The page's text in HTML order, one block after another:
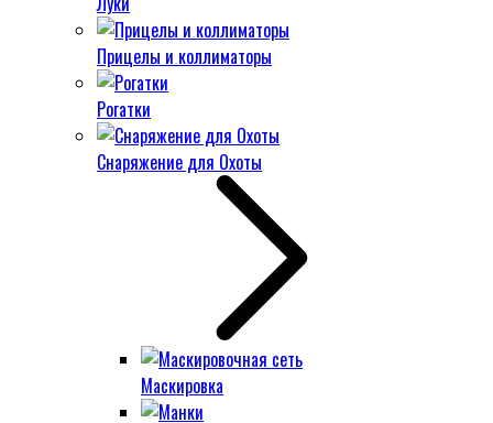
Прицелы и коллиматоры
Рогатки
Снаряжение для Охоты
Маскировка